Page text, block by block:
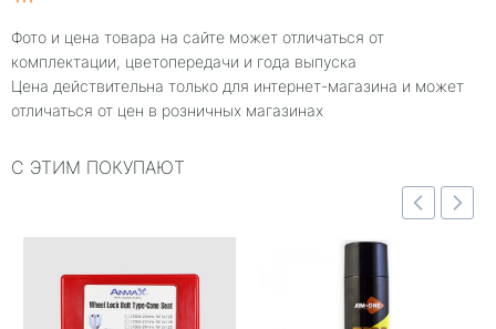
Фото и цена товара на сайте может отличаться от
комплектации, цветопередачи и года выпуска
Цена действительна только для интернет-магазина и может
отличаться от цен в розничных магазинах
С ЭТИМ ПОКУПАЮТ
Быстрый просмотр